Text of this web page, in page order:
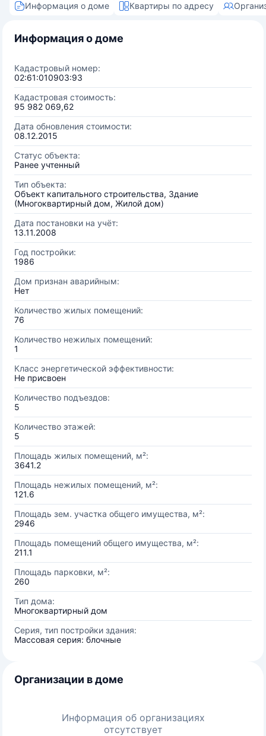
Информация о доме Квартиры по адресу
Информация о доме
Кадастровый номер:
02:61:010903:93
Кадастровая стоимость:
95 982 069,62
Дата обновления стоимости:
08.12.2015
Статус объекта:
Ранее учтенный
Тип объекта:
Объект капитального строительства, Здание
(Многоквартирный дом, Жилой дом)
Дата постановки на учёт:
13.11.2008
Год постройки:
1986
Дом признан аварийным:
Нет
Количество жилых помещений:
76
Количество нежилых помещений:
1
Класс энергетической эффективности:
Не присвоен
Количество подъездов:
5
Количество этажей:
5
Площадь жилых помещений, м²:
3641.2
Площадь нежилых помещений, м²:
121.6
Площадь зем. участка общего имущества, м²:
2946
Площадь помещений общего имущества, м²:
211.1
Площадь парковки, м²:
260
Тип дома:
Многоквартирный дом
Серия, тип постройки здания:
Массовая серия: блочные
Организации в доме
Информация об организациях
отсутствует